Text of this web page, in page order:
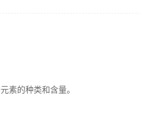
素的种类和含量。